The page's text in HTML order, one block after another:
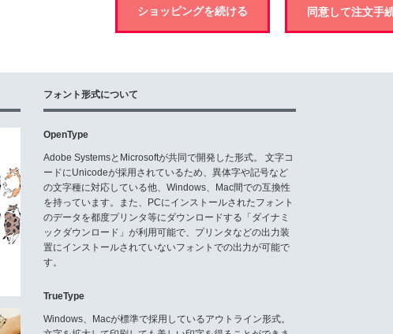
ユニバーサルビューDBひら」
ユニバーサルビューR」
ユニバーサルビューRひら」
ユニバーサルビューひらカナ4書体セット」
アニメコミックラノベ表紙用フォント 27書体セット」
トロゲームみたいなフォント ゴシック10■」
トロゲームみたいなフォント ゴシック10●」
文アニマルシリーズ5書体セット」
期券日付風数字フォント」
期券日付風数字フォント 2商品セット」
光掲示板みたいなフォント ゴシック16■R」
光掲示板みたいなフォント ゴシック16●L」
光掲示板みたいなフォント ゴシック16●R」
光掲示板みたいなフォント 明朝16■R」
光掲示板みたいなフォント 明朝16●L」
光掲示板みたいなフォント 明朝16●R」
労災保険給付用OCRフォント」
用許諾同意書(5)
ンチックインパクト2書体セット」
トックカーみたいな3書体 No.1」
ショッピングを続ける
フォント形式について
OpenType
Adobe SystemsとMicrosoftが共同で開発した形式。 文字コ
ードにUnicodeが採用されているため、異体字や記号など
の文字種に対応している他、Windows、Mac間での互換性
を持っています。また、PCにインストールされたフォント
のデータを都度プリンタ等にダウンロードする「ダイナミ
ックダウンロード」が利用可能で、プリンタなどの出力装
置にインストールされていないフォントでの出力が可能で
す。
TrueType
Windows、Macが標準で採用しているアウトライン形式。